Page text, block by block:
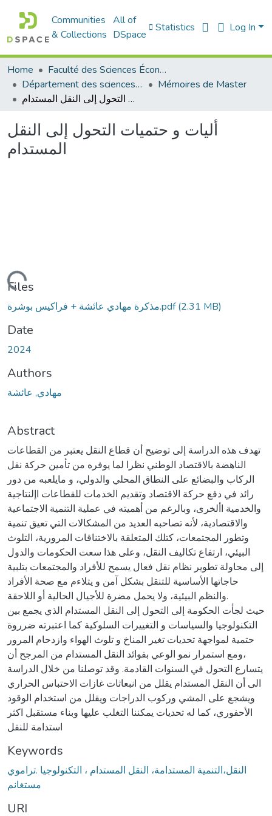
Communities
& Collections
All of
DSpace
Statistics Log In
Home
Faculté des Sciences Économiques Commerciales et des Sciences de Gestion
Département des sciences commerciales
Mémoires de Master
أليات و حتميات التحول إلى النقل المستدام
أليات و حتميات التحول إلى النقل
المستدام
Loading...
Files
مذكرة مهادي عائشة + فراكيس بوشرة.pdf(2.31 MB)
Date
2024
Authors
مهادي, عائشة
Abstract
تهدف هذه الدراسة إلى توضيح أن قطاع النقل يعتبر من القطاعات
الناهضة بالاقتصاد الوطني نظرا لما يوفره من تأمين حركة نقل
الركاب والبضائع على النطاق المحلي والدولي، و مايلعبه من دور
رائد في دفع حركة الاقتصاد وتقديم الخدمات للقطاعات اإلنتاجية
والخدمية األخرى، وبالرغم من أهميته في عملية التنمية الاجتماعية
والاقتصادية، لأنه تصاحبه العديد من المشكالات التي تعيق تنمية
وتطور المجتمعات، كتلك المتعلقة بالاختناقات المرورية، التلوث
البيئي، ارتفاع تكاليف النقل، وعلى هذا سعت الحكومات والدول
إلى محاولة تطوير نظام نقل فعال يسمح للأفراد والمجتمعات بتلبية
حاجاتها الأساسية للتنقل بشكل آمن و يتلاءم مع صحة الأفراد
والنظم البيئية، ولا يحمل مضرة للأجيال الحالية أو اللاحقة.
حيث لجأت الحكومة إلى التحول إلى النقل المستدام الذي يجمع بين
التكنولوجيا والسياسات و التغييرات السلوكية كما اعتبرته ضرروة
حتمية لمواجهة تحديات تغير المناخ و تلوث الهواء وازدحام المرور
،ومع استمرار نمو الوعي بفوائد النقل المستدام من المرجح أن
يتسارع التحول في السنوات القادمة. وقد توصلنا من خلال الدراسة
الى أن النقل المستدام يقلل من انبعاثات غازات الاحتباس الحراري
ويشجع على المشي وركوب الدراجات ويقلل من استخدام الوقود
الأحفوري، كما له تحديات يمكننا التغلب عليها وبناء مستقبل اكثر
استدامة للنقل
Keywords
النقل،التنمية المستدامة، النقل المستدام ، التكنولوجيا .تراموي
مستغانم
URI